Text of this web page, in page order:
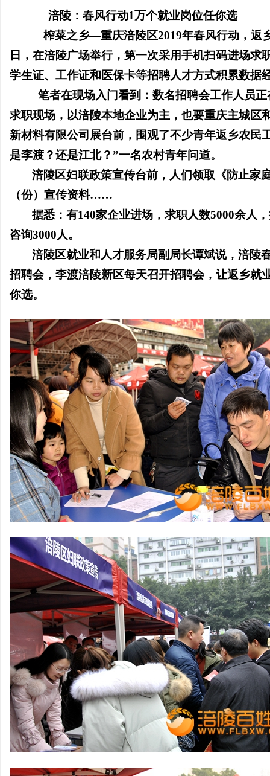
涪陵：春风行动1万个就业岗位任你选
榨菜之乡—重庆涪陵区2019年春风行动，返
日，在涪陵广场举行，第一次采用手机扫码进场
学生证、工作证和医保卡等招聘人才方式积累数据
笔者在现场入门看到：数名招聘会工作人员
求职现场，以涪陵本地企业为主，也要重庆主城区
新材料有限公司展台前，围观了不少青年返乡农民
是李渡？还是江北？”一名农村青年问道。
涪陵区妇联政策宣传台前，人们领取《防止家
（份）宣传资料……
据悉：有140家企业进场，求职人数5000余人
咨询3000人。
涪陵区就业和人才服务局副局长谭斌说，涪陵
招聘会，李渡涪陵新区每天召开招聘会，让返乡就
你选。